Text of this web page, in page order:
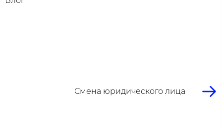
Смена юридического лица